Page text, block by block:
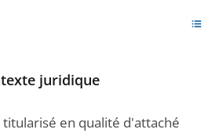
juridique
en qualité d'attaché